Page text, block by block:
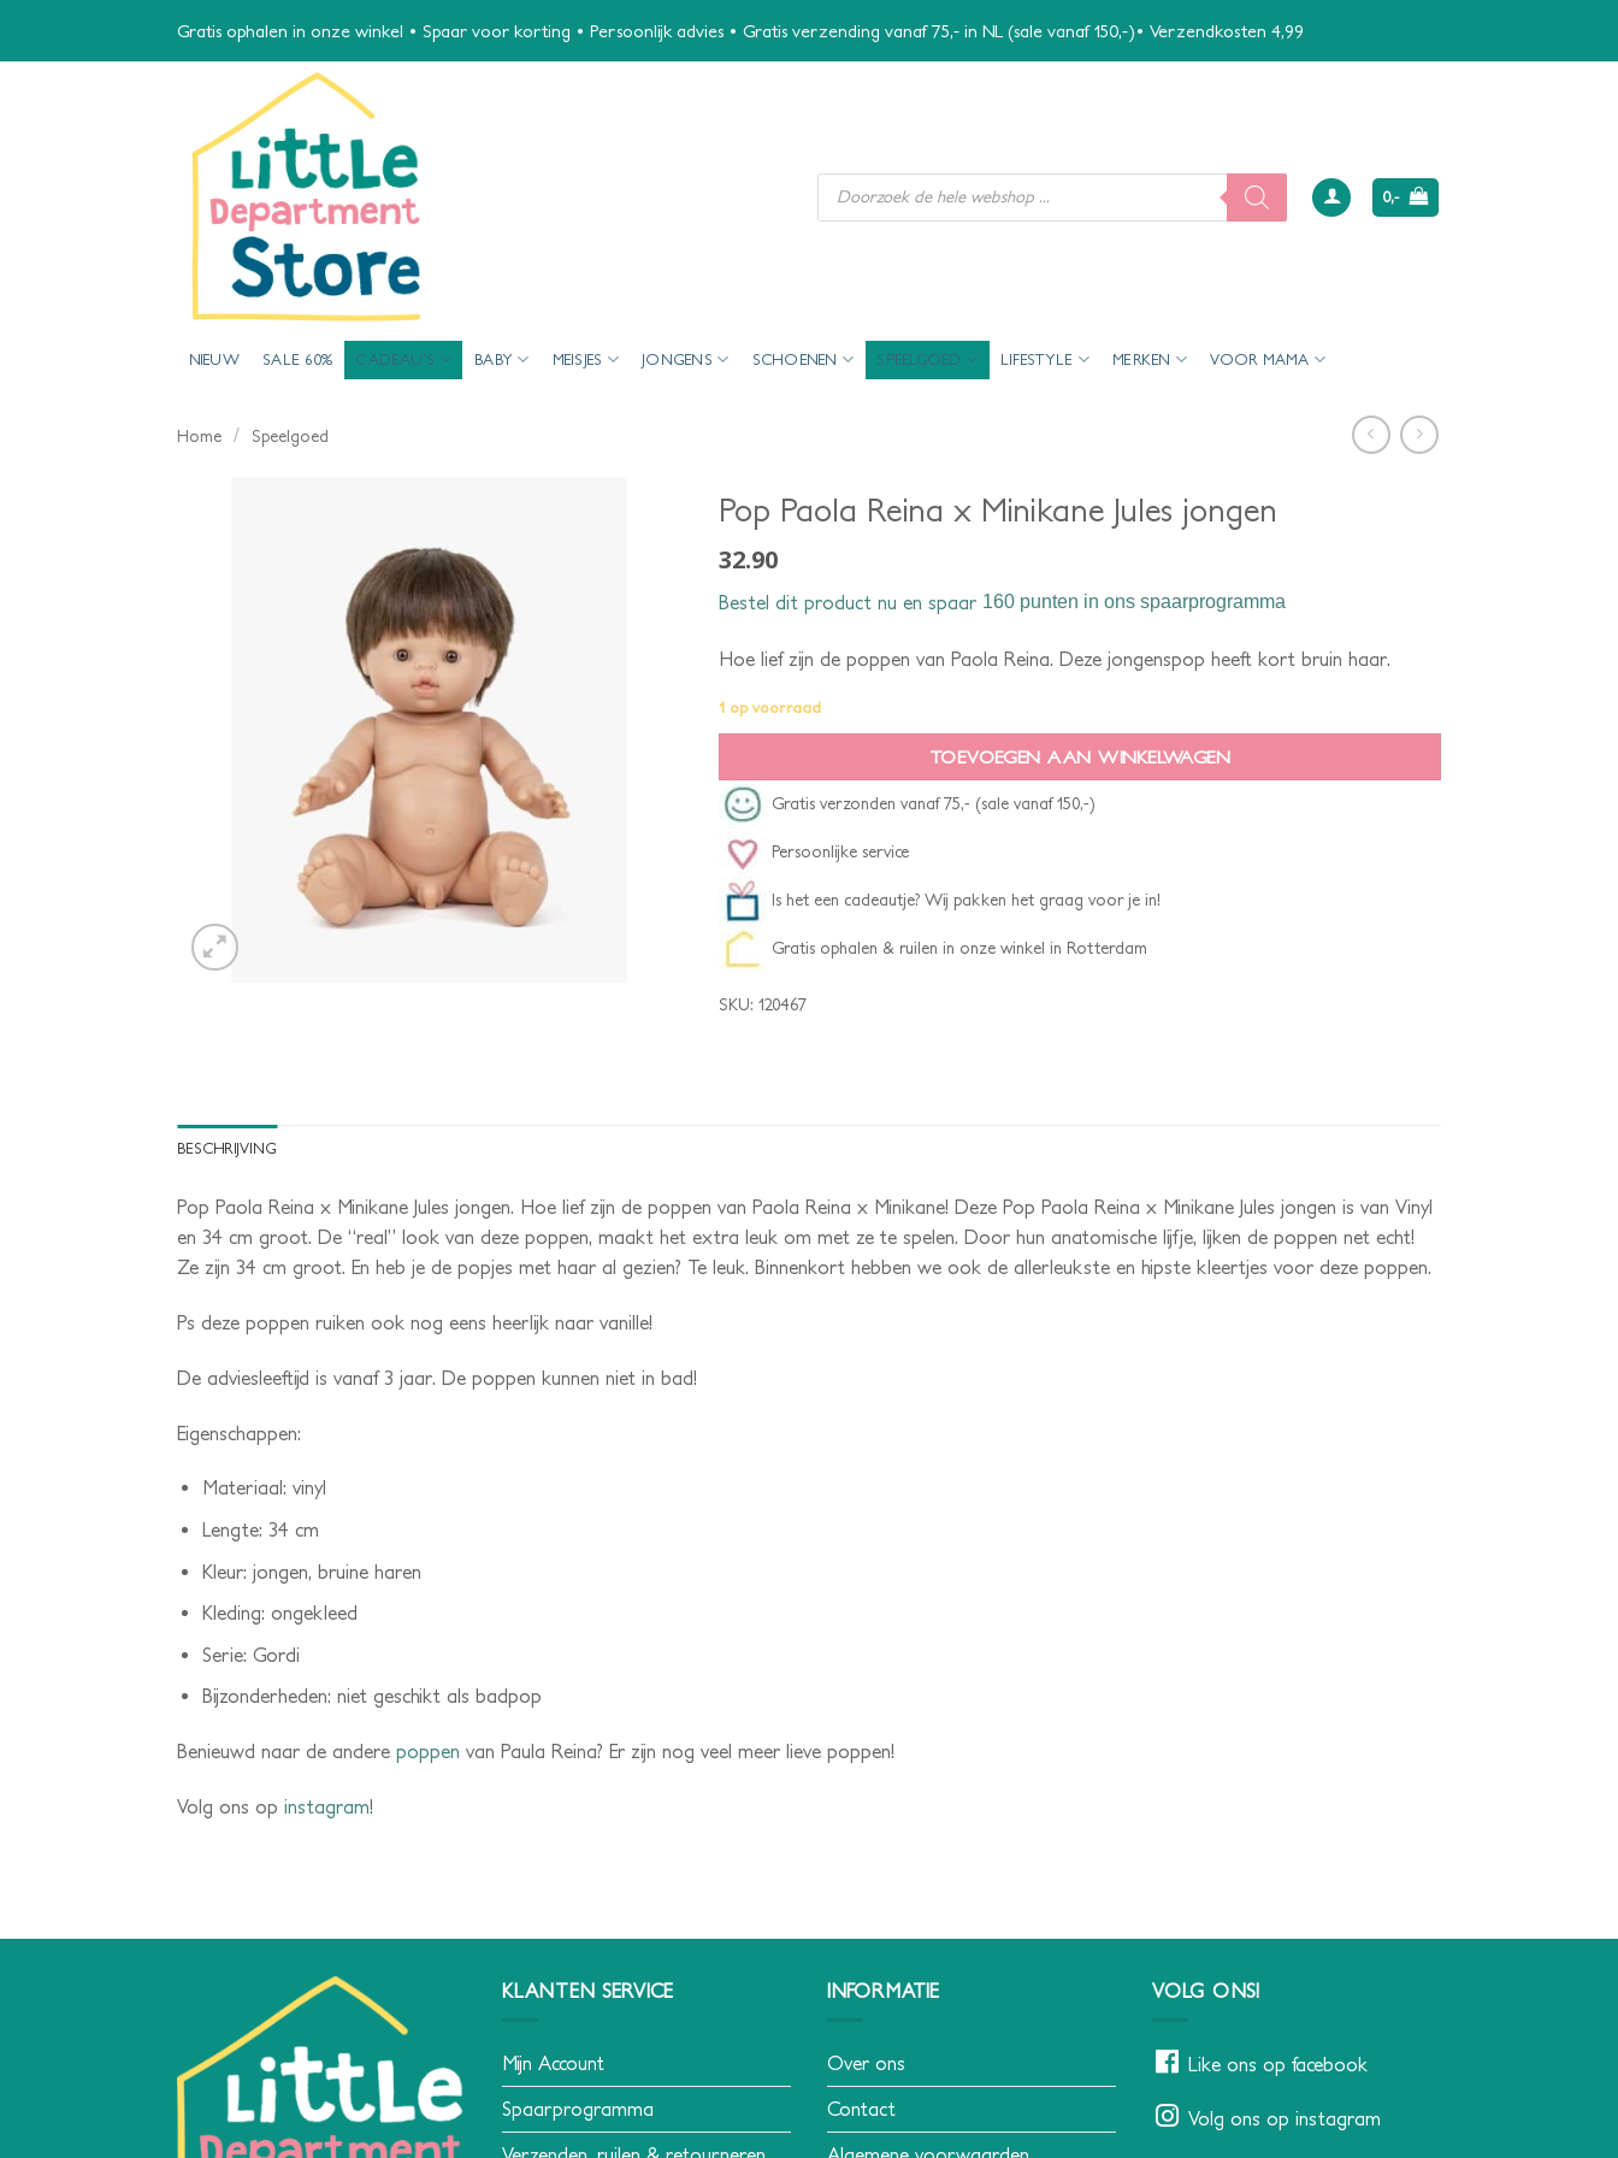
Gratis ophalen in onze winkel • Spaar voor korting • Persoonlijk advies • Gratis verzending vanaf 75,- in NL (sale vanaf 150,-)• Verzendkosten 4,99
Producten
zoeken
0,-
NIEUW SALE 60% CADEAU’S BABY MEISJES JONGENS SCHOENEN SPEELGOED LIFESTYLE MERKEN VOOR MAMA
Home / Speelgoed
Pop Paola Reina x Minikane Jules jongen
32.90
Bestel dit product nu en spaar 160 punten in ons spaarprogramma
Hoe lief zijn de poppen van Paola Reina. Deze jongenspop heeft kort bruin haar.
1 op voorraad
TOEVOEGEN AAN WINKELWAGEN
Gratis verzonden vanaf 75,- (sale vanaf 150,-)
Persoonlijke service
Is het een cadeautje? Wij pakken het graag voor je in!
Gratis ophalen & ruilen in onze winkel in Rotterdam
SKU: 120467
BESCHRIJVING
Pop Paola Reina x Minikane Jules jongen. Hoe lief zijn de poppen van Paola Reina x Minikane! Deze Pop Paola Reina x Minikane Jules jongen is van Vinyl
en 34 cm groot. De “real” look van deze poppen, maakt het extra leuk om met ze te spelen. Door hun anatomische lijfje, lijken de poppen net echt!
Ze zijn 34 cm groot. En heb je de popjes met haar al gezien? Te leuk. Binnenkort hebben we ook de allerleukste en hipste kleertjes voor deze poppen.
Ps deze poppen ruiken ook nog eens heerlijk naar vanille!
De adviesleeftijd is vanaf 3 jaar. De poppen kunnen niet in bad!
Eigenschappen:
Materiaal: vinyl
Lengte: 34 cm
Kleur: jongen, bruine haren
Kleding: ongekleed
Serie: Gordi
Bijzonderheden: niet geschikt als badpop
Benieuwd naar de andere poppen van Paula Reina? Er zijn nog veel meer lieve poppen!
Volg ons op instagram!
KLANTEN SERVICE
Mijn Account
Spaarprogramma
INFORMATIE
Over ons
Contact
VOLG ONS!
Like ons op facebook
Volg ons op instagram